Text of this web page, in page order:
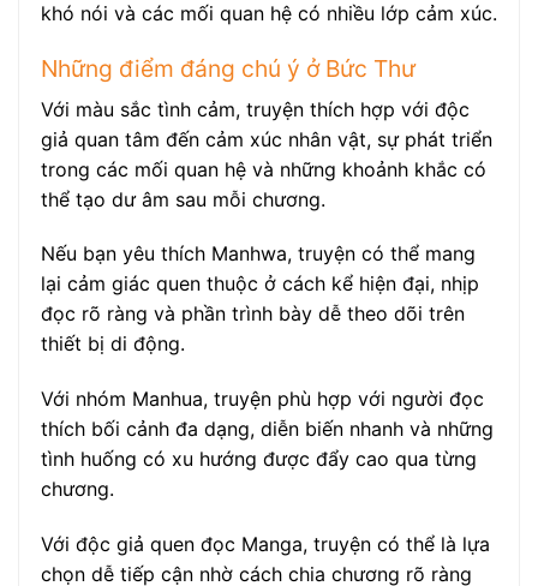
khó nói và các mối quan hệ có nhiều lớp cảm xúc.
Những điểm đáng chú ý ở Bức Thư
Với màu sắc tình cảm, truyện thích hợp với độc
giả quan tâm đến cảm xúc nhân vật, sự phát triển
trong các mối quan hệ và những khoảnh khắc có
thể tạo dư âm sau mỗi chương.
Nếu bạn yêu thích Manhwa, truyện có thể mang
lại cảm giác quen thuộc ở cách kể hiện đại, nhịp
đọc rõ ràng và phần trình bày dễ theo dõi trên
thiết bị di động.
Với nhóm Manhua, truyện phù hợp với người đọc
thích bối cảnh đa dạng, diễn biến nhanh và những
tình huống có xu hướng được đẩy cao qua từng
chương.
Với độc giả quen đọc Manga, truyện có thể là lựa
chọn dễ tiếp cận nhờ cách chia chương rõ ràng